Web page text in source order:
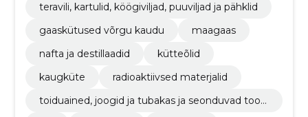
teravili, kartulid, köögiviljad, puuviljad ja pähklid
gaaskütused võrgu kaudu
maagaas
nafta ja destillaadid
kütteõlid
kaugküte
radioaktiivsed materjalid
toiduained, joogid ja tubakas ja seonduvad toot